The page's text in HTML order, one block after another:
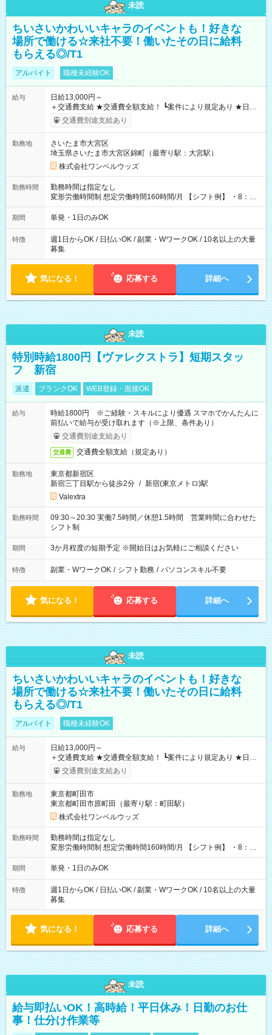
未読
ちいさいかわいいキャラのイベントも！好きな
場所で働ける☆来社不要！働いたその日に給料
もらえる◎/T1
アルバイト 職種未経験OK
給与
日給13,000円～
＋交通費支給 ★交通費全額支給！ ┗案件により規定あり ★日払
いOK！（規定あり） ┗働いたその日に現金GET♪ お仕事後はコ
ンビニATMから 日払い分を引き落とせます！ 【試用期間】試
交通費別途支給あり
勤務地
さいたま市大宮区
埼玉県さいたま市大宮区錦町（最寄り駅：大宮駅）
株式会社ワンベルウッズ
勤務時間
勤務時間は指定なし
変形労働時間制 想定労働時間160時間/月 【シフト例】 ・8：00
～21：00
期間 単発・1日のみOK
特徴
週1日からOK / 日払いOK / 副業・WワークOK / 10名以上の大量
募集
気になる！ 応募する 詳細へ
未読
特別時給1800円【ヴァレクストラ】短期スタッ
フ 新宿
派遣 ブランクOK WEB登録・面接OK
給与
時給1800円 ※ご経験・スキルにより優遇 スマホでかんたんに
前払いで給与が受け取れます（※上限、条件あり）
交通費別途支給あり
交通費 交通費全額支給（規定あり）
勤務地
東京都新宿区
新宿三丁目駅から徒歩2分 / 新宿(東京メトロ)駅
Valextra
勤務時間
09:30～20:30 実働7.5時間／休憩1.5時間 営業時間に合わせた
シフト制
期間 3か月程度の短期予定 ※開始日はお気軽にご相談ください
特徴 副業・WワークOK / シフト勤務 / パソコンスキル不要
気になる！ 応募する 詳細へ
未読
ちいさいかわいいキャラのイベントも！好きな
場所で働ける☆来社不要！働いたその日に給料
もらえる◎/T1
アルバイト 職種未経験OK
給与
日給13,000円～
＋交通費支給 ★交通費全額支給！ ┗案件により規定あり ★日払
いOK！（規定あり） ┗働いたその日に現金GET♪ お仕事後はコ
ンビニATMから 日払い分を引き落とせます！ 【試用期間】試
交通費別途支給あり
勤務地
東京都町田市
東京都町田市原町田（最寄り駅：町田駅）
株式会社ワンベルウッズ
勤務時間
勤務時間は指定なし
変形労働時間制 想定労働時間160時間/月 【シフト例】 ・8：00
～21：00
期間 単発・1日のみOK
特徴
週1日からOK / 日払いOK / 副業・WワークOK / 10名以上の大量
募集
気になる！ 応募する 詳細へ
未読
給与即払いOK！高時給！平日休み！日勤のお仕
事！仕分け作業等